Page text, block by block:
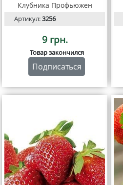
Клубника Профьюжен
Артикул:3256
9 грн.
Товар закончился
Подписаться